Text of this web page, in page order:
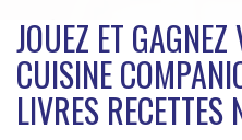
JOUEZ ET
CUISINE
LIVRES RECETTES